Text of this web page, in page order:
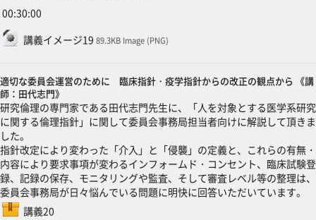
00:30:00
講義イメージ19
ファイル89.3KB Image (PNG)
適切な委員会運営のために 臨床指針・疫学指針からの改正の観点から 《講
師：田代志門》
研究倫理の専門家である田代志門先生に、「人を対象とする医学系研究
に関する倫理指針」に関して委員会事務局担当者向けに解説して頂きま
した。
指針改定により変わった「介入」と「侵襲」の定義と、これらの有無・
内容により要求事項が変わるインフォームド・コンセント、臨床試験登
録、記録の保存、モニタリングや監査、そして審査レベル等の整理は、
委員会事務局が日々悩んでいる問題に明快に回答いただいています。
講義20
SCORMパッケージ